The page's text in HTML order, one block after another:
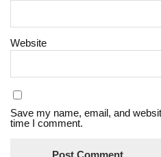
Website
Save my name, email, and
time I comment.